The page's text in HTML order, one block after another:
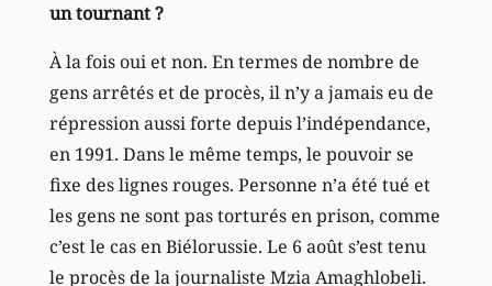
un tournant ?
À la fois oui et non. En termes de nombre de
gens arrêtés et de procès, il n’y a jamais eu de
répression aussi forte depuis l’indépendance,
en 1991. Dans le même temps, le pouvoir se
fixe des lignes rouges. Personne n’a été tué et
les gens ne sont pas torturés en prison, comme
c’est le cas en Biélorussie. Le 6 août s’est tenu
le procès de la journaliste Mzia Amaghlobeli.